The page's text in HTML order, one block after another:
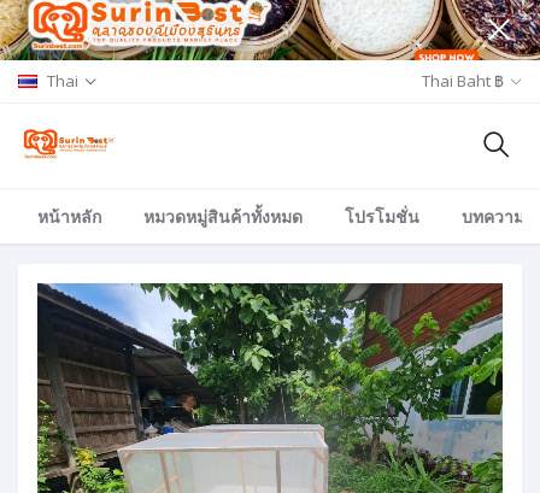
Thai Thai Baht ฿
หน้าหลัก หมวดหมู่สินค้าทั้งหมด โปรโมชั่น บทความ/